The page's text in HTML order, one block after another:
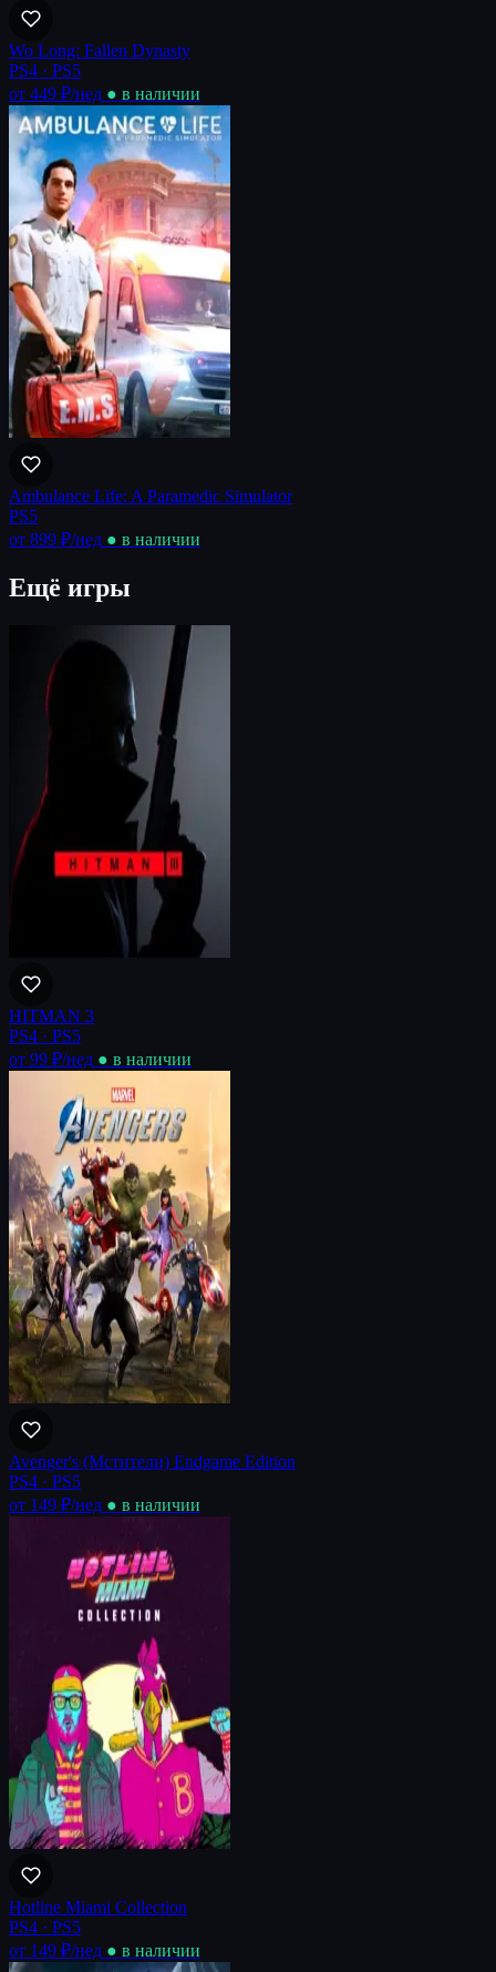
Wo Long: Fallen Dynasty
PS4 · PS5
от 449 ₽/нед ● в наличии
Ambulance Life: A Paramedic Simulator
PS5
от 899 ₽/нед ● в наличии
Ещё игры
HITMAN 3
PS4 · PS5
от 99 ₽/нед ● в наличии
Avenger's (Мстители) Endgame Edition
PS4 · PS5
от 149 ₽/нед ● в наличии
Hotline Miami Collection
PS4 · PS5
от 149 ₽/нед ● в наличии